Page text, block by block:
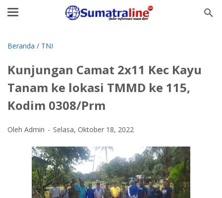
Beranda / TNI
Kunjungan Camat 2x11 Kec Kayu
Tanam ke lokasi TMMD ke 115,
Kodim 0308/Prm
Oleh Admin Selasa, Oktober 18, 2022